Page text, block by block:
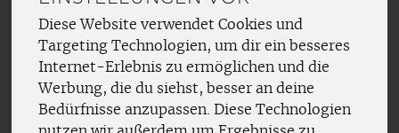
Diese Website verwendet Cookies und
Targeting Technologien, um dir ein besseres
Internet-Erlebnis zu ermöglichen und die
Werbung, die du siehst, besser an deine
Bedürfnisse anzupassen. Diese Technologien